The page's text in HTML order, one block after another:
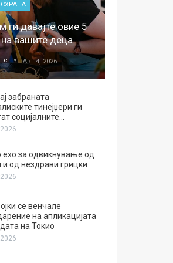
ги давајте овие 5
вашите деца
Авг 4, 2026
забраната
тинејџери ги
социјалните…
за одвикнување од
и од нездрави грицки
се венчале
на апликацијата
на Токио